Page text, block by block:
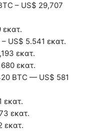
– US$ 29,707
εκατ.
US$ 5.541 εκατ.
εκατ.
εκατ.
BTC — US$ 581
εκατ.
εκατ.
εκατ.